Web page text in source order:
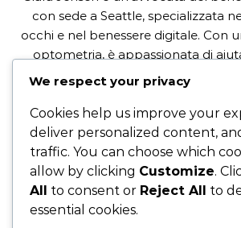
con sede a Seattle, specializzata
occhi e nel benessere digitale. Con
optometria, è appassionata di
schermi intensivi a trovare sollievo
mal di testa. Quando non scrive,
escursioni ed esplorare la
We respect your privacy
Cookies help us improve your
deliver personalized content,
traffic. You can choose which
allow by clicking Customize.
All to consent or Reject All to
essential cookies.